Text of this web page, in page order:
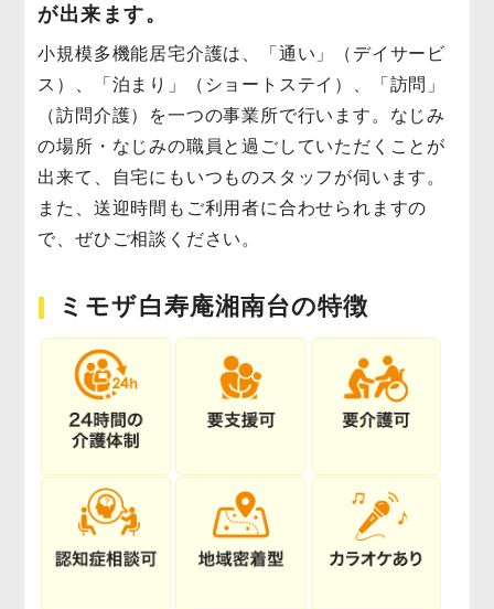
が出来ます。
小規模多機能居宅介護は、「通い」（デイサービ
ス）、「泊まり」（ショートステイ）、「訪問」
（訪問介護）を一つの事業所で行います。なじみ
の場所・なじみの職員と過ごしていただくことが
出来て、自宅にもいつものスタッフが伺います。
また、送迎時間もご利用者に合わせられますの
で、ぜひご相談ください。
ミモザ白寿庵湘南台の特徴